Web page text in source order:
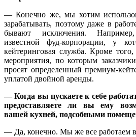
— Конечно же, мы хотим
зарабатывать, поэтому даже в
бывают исключения.
известной фуд-корпорации, у
кейтеринговая служба. Кроме
мероприятия, по которым
просят определенный премиум-
уплатой двойной аренды.
— Когда вы пускаете к себе
предоставляете ли вы ему
вашей кухней, подсобными
— Да, конечно. Мы же все работаем